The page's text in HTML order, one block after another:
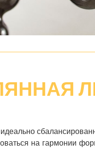
на гармонии